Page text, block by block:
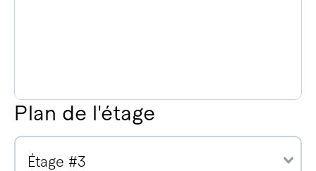
Plan de l'étage
Étage #3